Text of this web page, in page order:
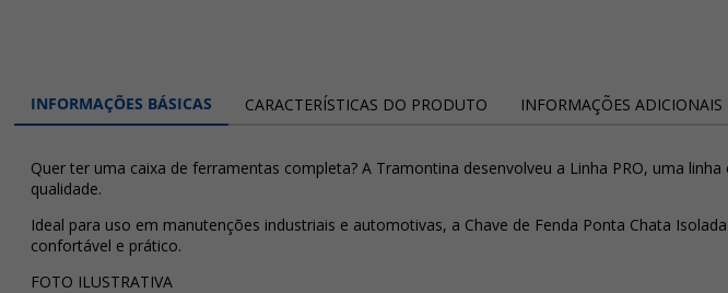
INFORMAÇÕES BÁSICAS CARACTERÍSTICAS DO PRODUTO INFORMAÇÕES ADICIONAIS
Quer ter uma caixa de ferramentas completa? A Tramontina desenvolveu a Linha PRO, uma
qualidade.
Ideal para uso em manutenções industriais e automotivas, a Chave de Fenda Ponta Chata
confortável e prático.
FOTO ILUSTRATIVA